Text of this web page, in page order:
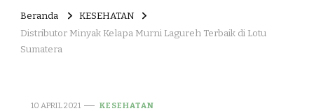
Beranda
KESEHATAN
Distributor Minyak Kelapa Murni Lagureh Terbaik di Lotu
Sumatera
10 APRIL 2021 KESEHATAN